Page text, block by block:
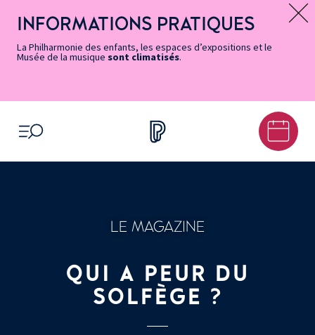
page
Accessibilité
accès
rapides
principal
contenu
principal
page
Message d’information
INFORMATIONS PRATIQUES
La Philharmonie des enfants, les espaces d’expositions et le
Musée de la musique sont climatisés.
OUVRIR LE MENU
LE MAGAZINE
QUI A PEUR DU
SOLFÈGE ?